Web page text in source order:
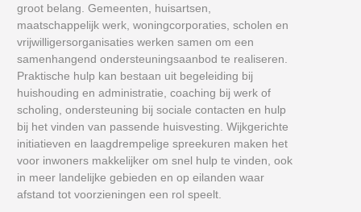
groot belang. Gemeenten, huisartsen,
maatschappelijk werk, woningcorporaties, scholen en
vrijwilligersorganisaties werken samen om een
samenhangend ondersteuningsaanbod te realiseren.
Praktische hulp kan bestaan uit begeleiding bij
huishouding en administratie, coaching bij werk of
scholing, ondersteuning bij sociale contacten en hulp
bij het vinden van passende huisvesting. Wijkgerichte
initiatieven en laagdrempelige spreekuren maken het
voor inwoners makkelijker om snel hulp te vinden, ook
in meer landelijke gebieden en op eilanden waar
afstand tot voorzieningen een rol speelt.